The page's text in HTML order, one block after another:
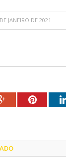
JANEIRO DE 2021
Google+